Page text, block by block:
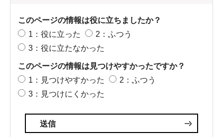
このページの情報は役に立ちましたか？
1：役に立った
2：ふつう
3：役に立たなかった
このページの情報は見つけやすかったですか？
1：見つけやすかった
2：ふつう
3：見つけにくかった